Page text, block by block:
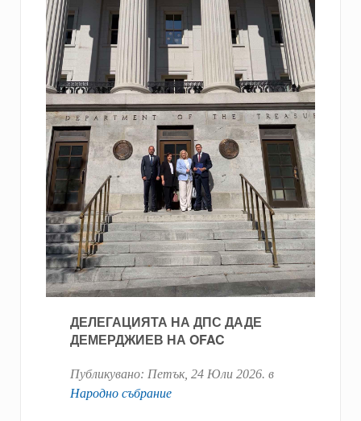
ДЕЛЕГАЦИЯТА НА ДПС ДАДЕ
ДЕМЕРДЖИЕВ НА OFAC
Публикувано: Петък, 24 Юли 2026. в
Народно събрание